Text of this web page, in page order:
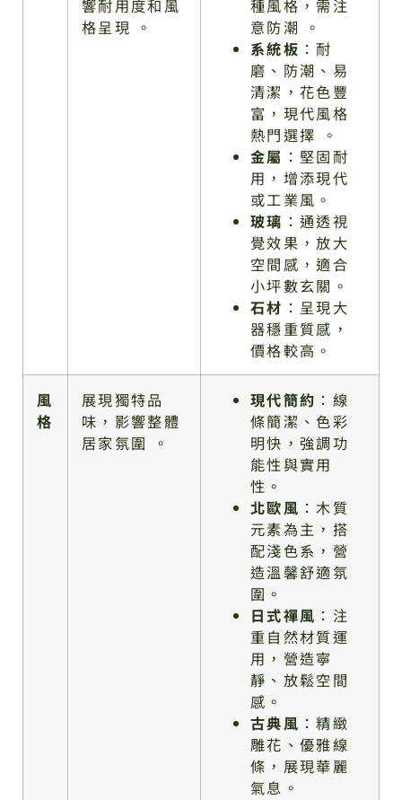
響耐用度和風
格呈現 。
種風格，需注
意防潮 。
系統板 ：耐
磨、防潮、易
清潔，花色豐
富，現代風格
熱門選擇 。
金屬 ：堅固耐
用，增添現代
或工業風。
玻璃 ：通透視
覺效果，放大
空間感，適合
小坪數玄關。
石材 ：呈現大
器穩重質感，
價格較高。
風
格
展現獨特品
味，影響整體
居家氛圍 。
現代簡約 ：線
條簡潔、色彩
明快，強調功
能性與實用
性。
北歐風 ：木質
元素為主，搭
配淺色系，營
造溫馨舒適氛
圍。
日式禪風 ：注
重自然材質運
用，營造寧
靜、放鬆空間
感。
古典風 ：精緻
雕花、優雅線
條，展現華麗
氣息。